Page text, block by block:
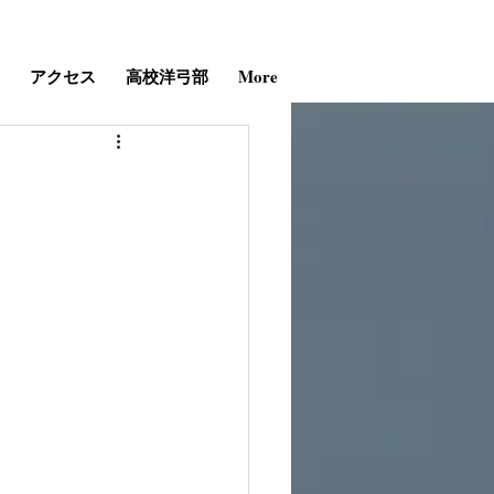
アクセス 高校洋弓部 More